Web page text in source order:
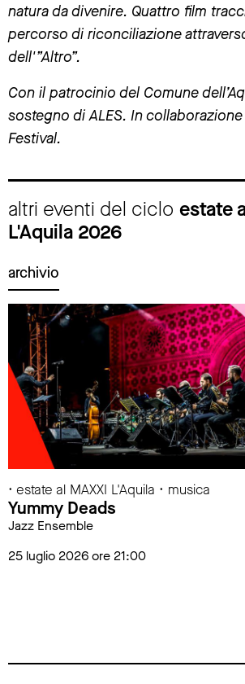
natura da divenire. Quattro film
percorso di riconciliazione
dell'”Altro”.
Con il patrocinio del Comune
sostegno di ALES. In collaborazione
Festival.
altri eventi del ciclo estate
L'Aquila 2026
archivio
• estate al MAXXI L'Aquila • musica
Yummy Deads
Jazz Ensemble
25 luglio 2026 ore 21:00